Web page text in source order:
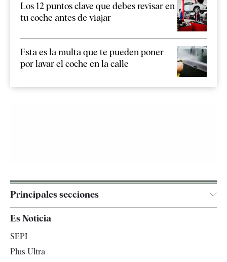
Los 12 puntos clave que debes revisar en
tu coche antes de viajar
Esta es la multa que te pueden poner
por lavar el coche en la calle
Principales secciones
España
Es Noticia
SEPI
Plus Ultra